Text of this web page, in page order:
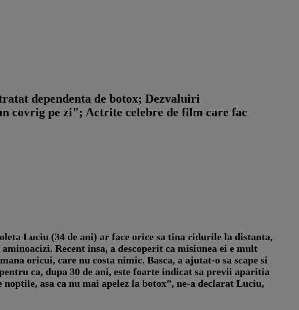
dependenta de botox; Dezvaluiri
covrig pe zi"; Actrite celebre de film care fac
Luciu (34 de ani) ar face orice sa tina ridurile la distanta,
Recent insa, a descoperit ca misiunea ei e mult
oricui, care nu costa nimic. Basca, a ajutat-o sa scape si
ca, dupa 30 de ani, este foarte indicat sa previi aparitia
asa ca nu mai apelez la botox”, ne-a declarat Luciu,